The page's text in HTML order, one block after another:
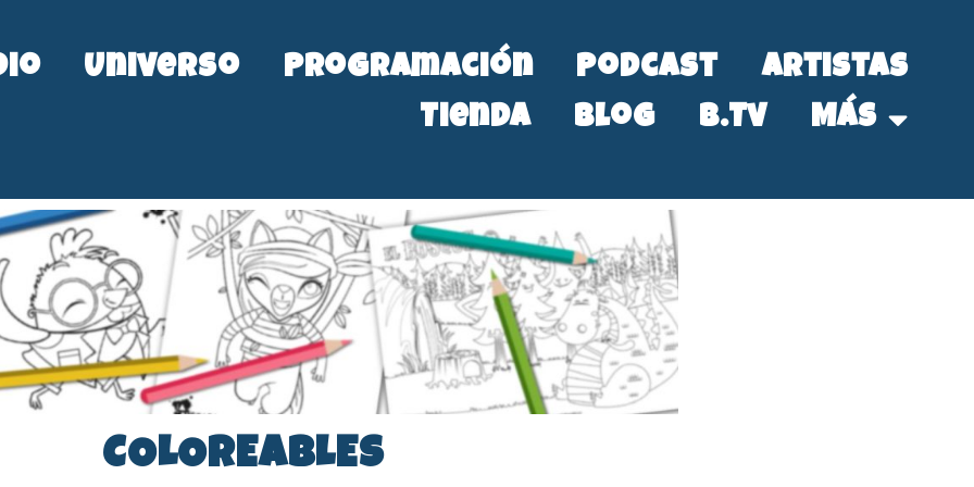
Universo Programación Podcast
Artistas
Tienda
Blog B.Tv Más
COLOREABLES